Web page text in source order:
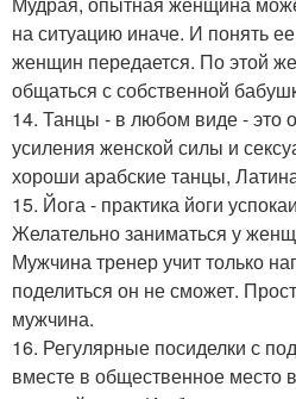
на ситуацию иначе. И понять
женщин передается. По этой
общаться с собственной
14. Танцы - в любом виде - это
усиления женской силы и
хороши арабские танцы,
15. Йога - практика йоги
Желательно заниматься у
Мужчина тренер учит только
поделиться он не сможет.
мужчина.
16. Регулярные посиделки с
вместе в общественное место